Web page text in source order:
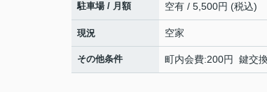
駐車場 / 月額 空有 / 5,500円 (税込)
現況 空家
その他条件 町内会費:200円 鍵交